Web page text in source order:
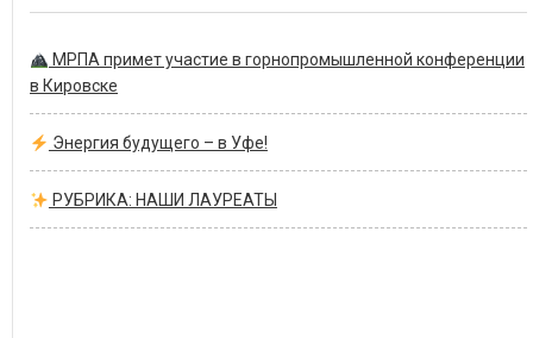
МРПА примет участие в горнопромышленной конференции
в Кировске
Энергия будущего – в Уфе!
РУБРИКА: НАШИ ЛАУРЕАТЫ